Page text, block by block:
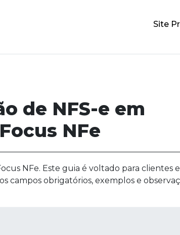
Site
de NFS-e em
NFe
NFe. Este guia é voltado para clientes
campos obrigatórios, exemplos e